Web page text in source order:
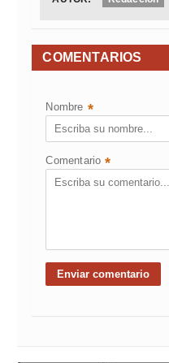
COMENTARIOS
Nombre *
Comentario *